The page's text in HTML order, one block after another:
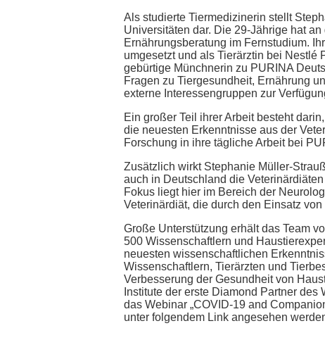
Als studierte Tiermedizinerin stellt
Universitäten dar. Die 29-Jährige hat
Ernährungsberatung im Fernstudium.
umgesetzt und als Tierärztin bei Nestlé
gebürtige Münchnerin zu PURINA
Fragen zu Tiergesundheit, Ernährung
externe Interessengruppen zur
Ein großer Teil ihrer Arbeit besteht
die neuesten Erkenntnisse aus der
Forschung in ihre tägliche Arbeit bei
Zusätzlich wirkt Stephanie Müller-
auch in Deutschland die
Fokus liegt hier im Bereich der
Veterinärdiät, die durch den Einsatz
Große Unterstützung erhält das Team
500 Wissenschaftlern und
neuesten wissenschaftlichen
Wissenschaftlern, Tierärzten und
Verbesserung der Gesundheit von
Institute der erste Diamond Partner
das Webinar „COVID-19 and
unter folgendem Link angesehen